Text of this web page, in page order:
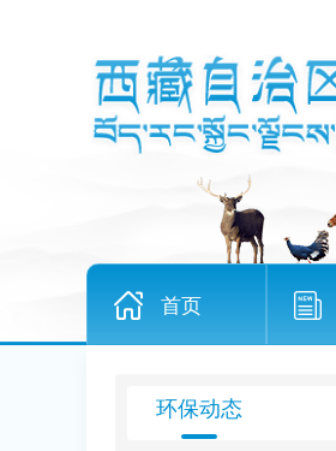
首页
环保动态